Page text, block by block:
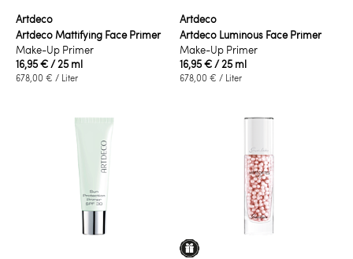
Artdeco
Artdeco Mattifying Face Primer
Make-Up Primer
16,95 €/ 25 ml
678,00 € / Liter
Artdeco
Artdeco Luminous Face Primer
Make-Up Primer
16,95 €/ 25 ml
678,00 € / Liter